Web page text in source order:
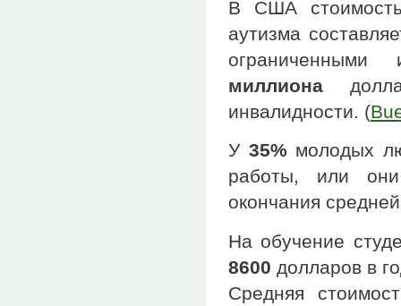
В США
аутизма
миллиона
инвалидности. (
У 35% молодых
работы, или
окончания
На обучение
8600 долларов в
Средняя